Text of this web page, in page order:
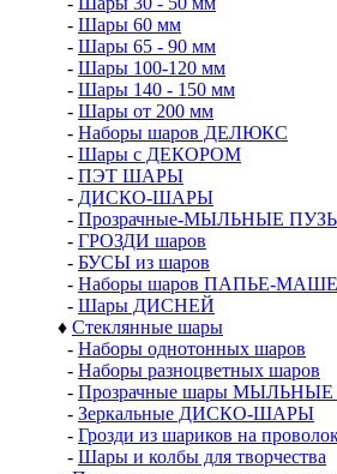
- Шары 60 мм
- Шары 65 - 90 мм
- Шары 100-120 мм
- Шары 140 - 150 мм
- Шары от 200 мм
- Наборы шаров ДЕЛЮКС
- Шары с ДЕКОРОМ
- ПЭТ ШАРЫ
- ДИСКО-ШАРЫ
- Прозрачные-МЫЛЬНЫЕ
- ГРОЗДИ шаров
- БУСЫ из шаров
- Наборы шаров ПАПЬЕ-МАШЕ
- Шары ДИСНЕЙ
♦ Стеклянные шары
- Наборы однотонных шаров
- Наборы разноцветных шаров
- Прозрачные шары
- Зеркальные ДИСКО-ШАРЫ
- Грозди из шариков на
- Шары и колбы для творчества